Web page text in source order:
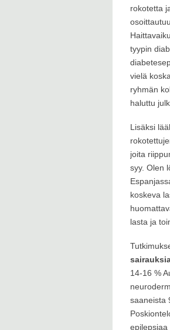
rokotetta
tyypin
vielä
ryhmän
haluttu
Lisäksi
joita
syy. Olen
koskeva
lasta ja
14-16 %
saaneista
epilepsiaa